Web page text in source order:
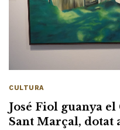
CULTURA
José Fiol guanya
Sant Marçal, dotat